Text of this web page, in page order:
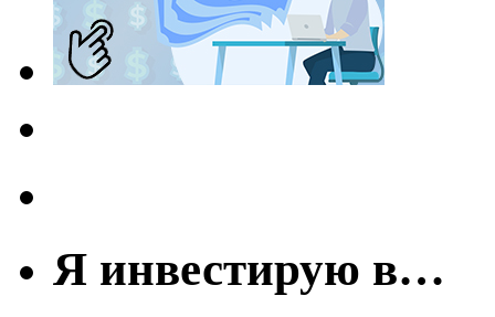
Я инвестирую в…